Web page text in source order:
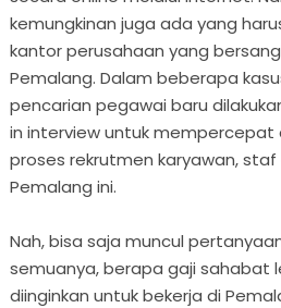
kemungkinan juga ada yang
kantor perusahaan yang
Pemalang. Dalam beberapa
pencarian pegawai baru
in interview untuk
proses rekrutmen karyawan,
Pemalang ini.
Nah, bisa saja muncul
semuanya, berapa gaji sahabat
diinginkan untuk bekerja di